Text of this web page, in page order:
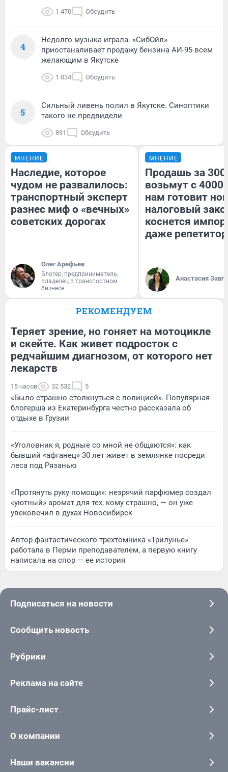
1 470 Обсудить
4
Недолго музыка играла. «СибОйл»
приостаналивает продажу бензина АИ-95 всем
желающим в Якутске
1 034 Обсудить
5
Сильный ливень полил в Якутске. Синоптики
такого не предвидели
891 Обсудить
МНЕНИЕ
Наследие, которое
чудом не развалилось:
транспортный эксперт
разнес миф о «вечных»
советских дорогах
Олег Арефьев
Блогер, предприниматель,
владелец в транспортном
бизнесе
МНЕНИЕ
Продашь за
возьмут с
нам готовит
налоговый
коснется
даже
Анастасия
РЕКОМЕНДУЕМ
Теряет зрение, но гоняет на мотоцикле
и скейте. Как живет подросток с
редчайшим диагнозом, от которого нет
лекарств
15 часов 32 532 5
«Было страшно столкнуться с полицией». Популярная
блогерша из Екатеринбурга честно рассказала об
отдыхе в Грузии
«Уголовник я, родные со мной не общаются»: как
бывший «афганец» 30 лет живет в землянке посреди
леса под Рязанью
«Протянуть руку помощи»: незрячий парфюмер создал
«уютный» аромат для тех, кому страшно, — он уже
увековечил в духах Новосибирск
Автор фантастического трехтомника «Трилунье»
работала в Перми преподавателем, а первую книгу
написала на спор — ее история
Подписаться на новости
Сообщить новость
Рубрики
Реклама на сайте
Прайс-лист
О компании
Наши вакансии